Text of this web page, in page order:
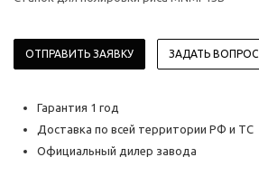
ОТПРАВИТЬ ЗАЯВКУ ЗАДАТЬ ВОПРОС
Гарантия 1 год
Доставка по всей территории РФ и ТС
Официальный дилер завода